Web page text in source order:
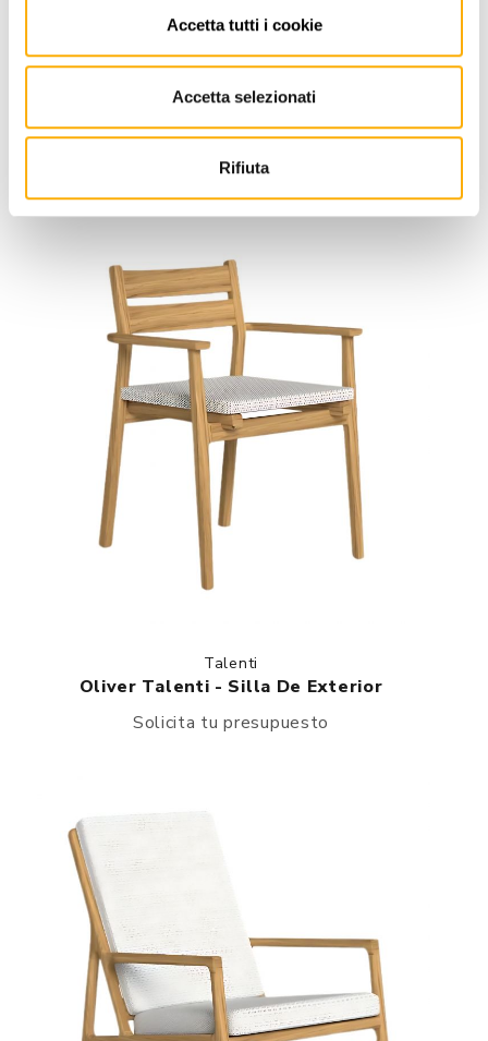
Accetta tutti i cookie
Accetta selezionati
Rifiuta
Oliver Talenti - Mesa De Exterior
Solicita tu presupuesto
Talenti
Oliver Talenti - Silla De Exterior
Solicita tu presupuesto